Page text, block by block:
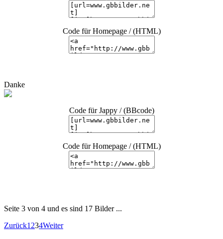
Code für Homepage / (HTML)
Danke
Code für Jappy / (BBcode)
Code für Homepage / (HTML)
Seite 3 von 4 und es sind 17 Bilder ...
Zurück1 234Weiter